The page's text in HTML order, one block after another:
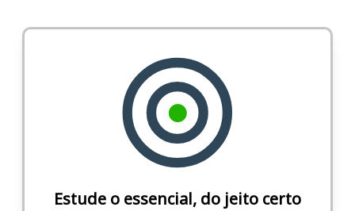
Estude o essencial, do jeito certo